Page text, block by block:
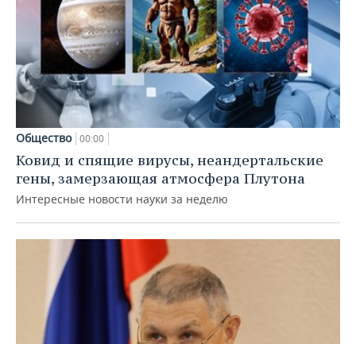
Общество 00:00
Ковид и спящие вирусы, неандертальские
гены, замерзающая атмосфера Плутона
Интересные новости науки за неделю